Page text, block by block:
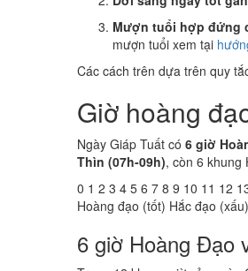
Mượn tuổi hợp đứng
mượn tuổi xem tại
Các cách trên dựa trên quy
Giờ hoàng
Ngày Giáp Tuất có 6 giờ
Thìn (07h-09h), còn 6 khung
0 1 2 3 4 5 6 7 8 9 10 11 12
Hoàng đạo (tốt) Hắc đạo (xấu)
6 giờ Hoàng Đạo